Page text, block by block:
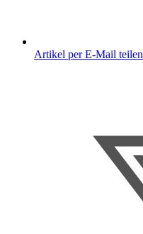
Artikel per E-Mail teilen